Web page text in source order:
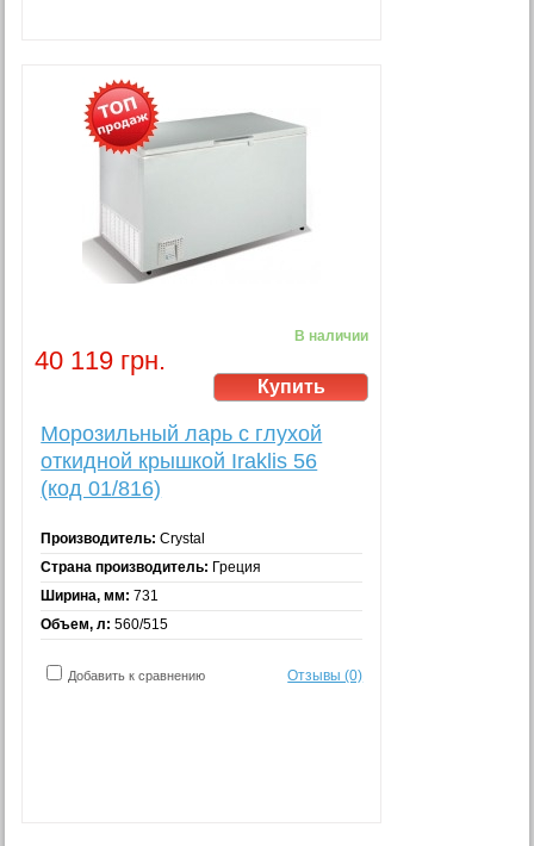
40 119 грн.
В наличии
Морозильный ларь с глухой
откидной крышкой Iraklis 56
(код 01/816)
Производитель: Crystal
Страна производитель: Греция
Ширина, мм: 731
Объем, л: 560/515
Добавить к сравнению Отзывы (0)